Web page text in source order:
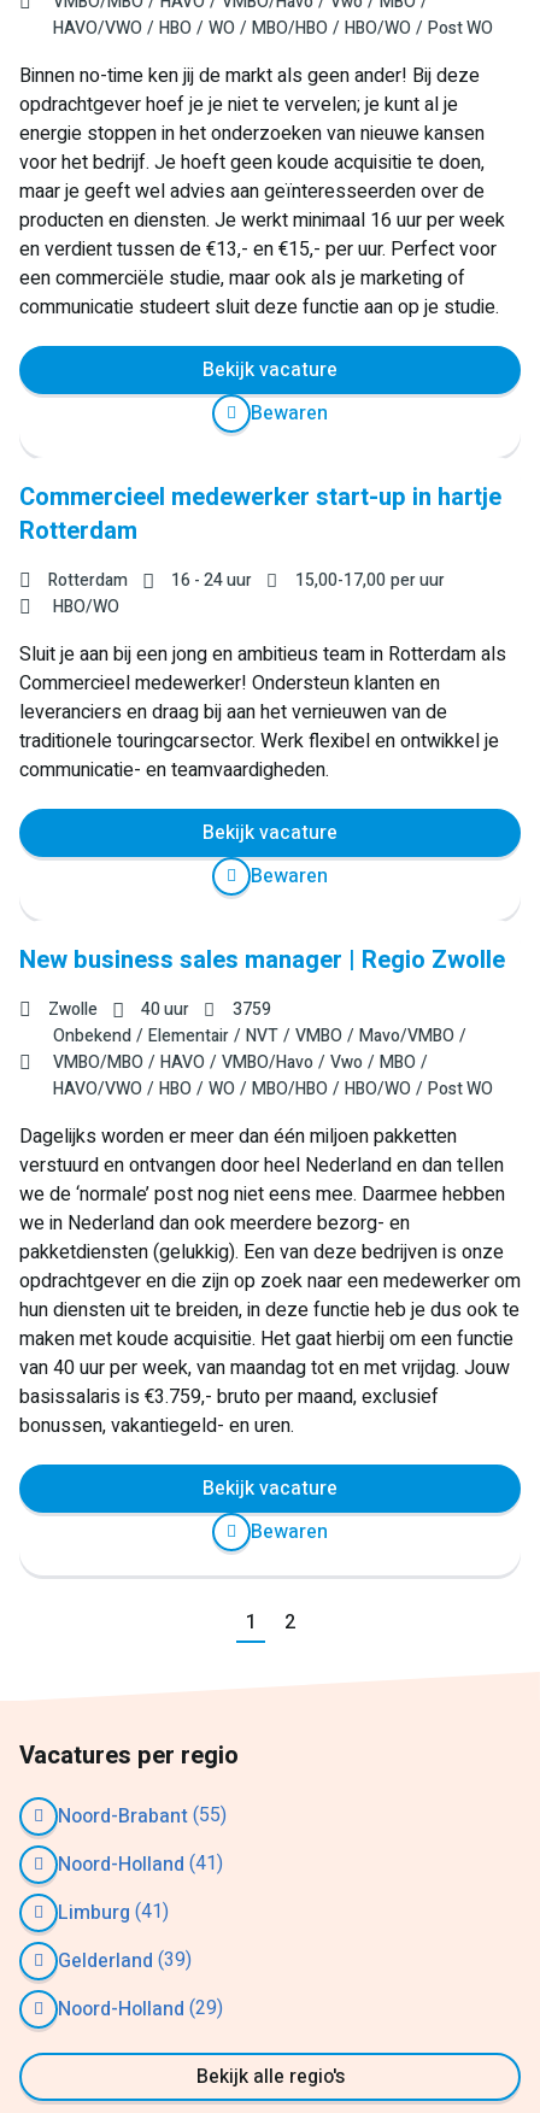
HAVO/VWO
HBO WO MBO/HBO HBO/WO Post WO
Binnen no-time ken jij de markt als geen ander! Bij deze
opdrachtgever hoef je je niet te vervelen; je kunt al je
energie stoppen in het onderzoeken van nieuwe kansen
voor het bedrijf. Je hoeft geen koude acquisitie te doen,
maar je geeft wel advies aan geïnteresseerden over de
producten en diensten. Je werkt minimaal 16 uur per week
en verdient tussen de €13,- en €15,- per uur. Perfect voor
een commerciële studie, maar ook als je marketing of
communicatie studeert sluit deze functie aan op je studie.
Bekijk vacature
Bewaren
Commercieel medewerker start-up in hartje
Rotterdam
Rotterdam 16 - 24 uur 15,00-17,00per uur
HBO/WO
Sluit je aan bij een jong en ambitieus team in Rotterdam als
Commercieel medewerker! Ondersteun klanten en
leveranciers en draag bij aan het vernieuwen van de
traditionele touringcarsector. Werk flexibel en ontwikkel je
communicatie- en teamvaardigheden.
Bekijk vacature
Bewaren
New business sales manager | Regio Zwolle
Zwolle 40 uur
3759
Onbekend
Elementair NVT VMBO
Mavo/VMBO
VMBO/MBO
HAVO VMBO/Havo Vwo
MBO
HAVO/VWO
HBO WO MBO/HBO HBO/WO Post WO
Dagelijks worden er meer dan één miljoen pakketten
verstuurd en ontvangen door heel Nederland en dan tellen
we de ‘normale’ post nog niet eens mee. Daarmee hebben
we in Nederland dan ook meerdere bezorg- en
pakketdiensten (gelukkig). Een van deze bedrijven is onze
opdrachtgever en die zijn op zoek naar een medewerker om
hun diensten uit te breiden, in deze functie heb je dus ook te
maken met koude acquisitie. Het gaat hierbij om een functie
van 40 uur per week, van maandag tot en met vrijdag. Jouw
basissalaris is €3.759,- bruto per maand, exclusief
bonussen, vakantiegeld- en uren.
Bekijk vacature
Bewaren
Vorige
1 2
Vacatures per regio
Noord-Brabant(55)
Noord-Holland (41)
Limburg (41)
Gelderland (39)
Noord-Holland (29)
Bekijk alle regio's